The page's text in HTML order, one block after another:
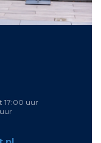
17:00 uur